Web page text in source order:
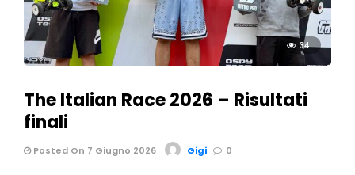
34
The Italian Race 2026 – Risultati
finali
Posted On 7 Giugno 2026 Gigi 0